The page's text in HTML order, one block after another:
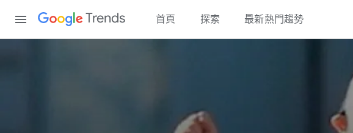
Trends 首頁 探索 最新熱門趨勢